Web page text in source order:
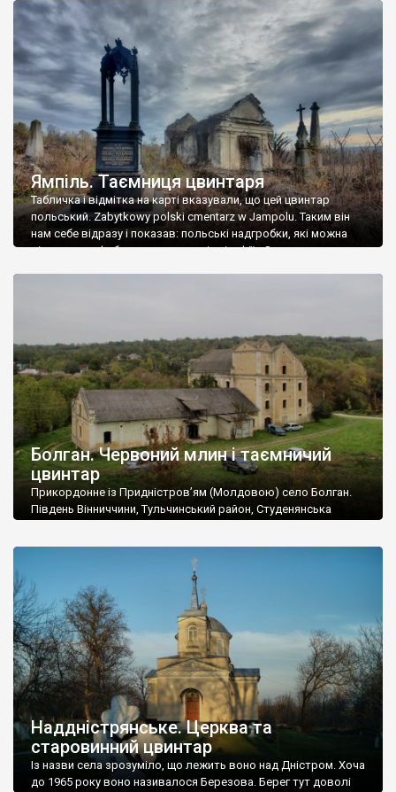
Ямпіль. Таємниця цвинтаря
Табличка і відмітка на карті вказували, що цей цвинтар
польський. Zabytkowy polski cmentarz w Jampolu. Таким він
нам себе відразу і показав: польські надгробки, які можна
віднести до фабричних, польські епітафії… Загалом цвинтар
Болган. Червоний млин і таємничий
цвинтар
Прикордонне із Придністров’ям (Молдовою) село Болган.
Південь Вінниччини, Тульчинський район, Студенянська
старовинний цвинтар із кам’яними хрестами. Всі епітафії, які
збереглися, написані кирилицею, церковнослов’янською
мовою. За всіма традиційними ознаками – цвинтар
український. Хрести датуються 19 століттям. У 1924-1940
роках Болган […]
Наддністрянське. Церква та
старовинний цвинтар
Із назви села зрозуміло, що лежить воно над Дністром. Хоча
до 1965 року воно називалося Березова. Берег тут доволі